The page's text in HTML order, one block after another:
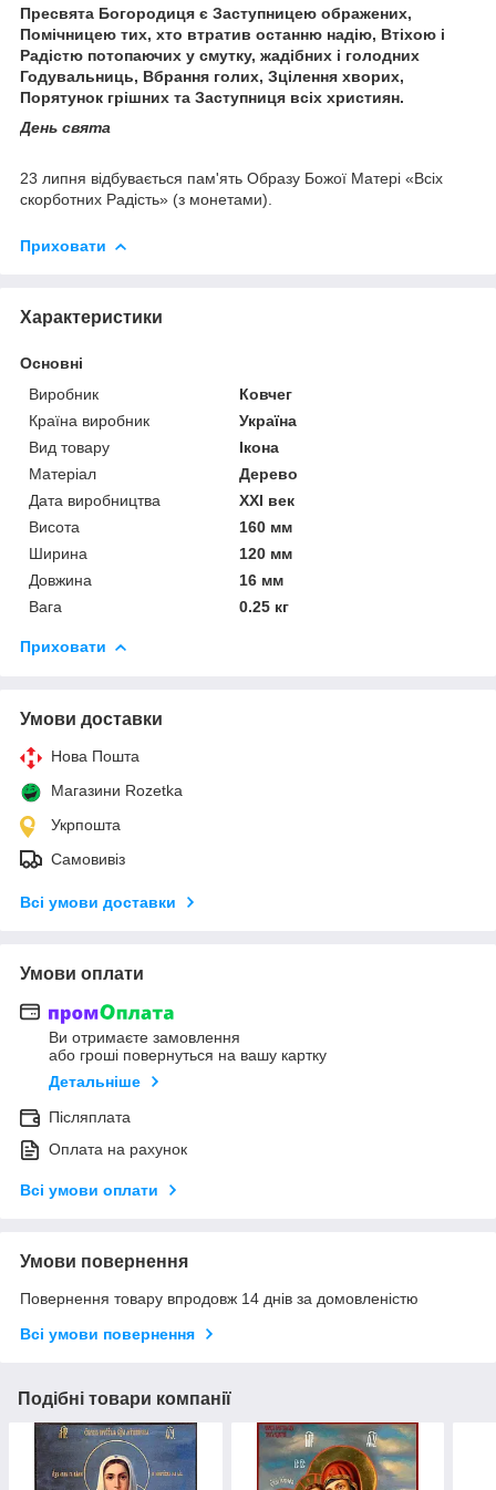
Пресвята Богородиця є Заступницею ображених,
Помічницею тих, хто втратив останню надію, Втіхою і
Радістю потопаючих у смутку, жадібних і голодних
Годувальниць, Вбрання голих, Зцілення хворих,
Порятунок грішних та Заступниця всіх християн.
День свята
23 липня відбувається пам'ять Образу Божої Матері «Всіх
скорботних Радість» (з монетами).
Приховати
Характеристики
Основні
Виробник
Ковчег
Країна виробник
Україна
Вид товару
Ікона
Матеріал
Дерево
Дата виробництва
XXI век
Висота
160 мм
Ширина
120 мм
Довжина
16 мм
Вага
0.25 кг
Приховати
Умови доставки
Нова Пошта
Магазини Rozetka
Укрпошта
Самовивіз
Всі умови доставки
Умови оплати
Ви отримаєте замовлення
або гроші повернуться на вашу картку
Детальніше
Післяплата
Оплата на рахунок
Всі умови оплати
Умови повернення
Повернення товару впродовж 14 днів за домовленістю
Всі умови повернення
Подібні товари компанії